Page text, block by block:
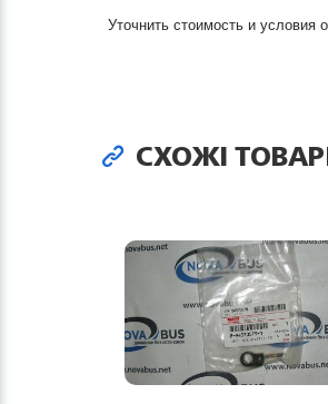
Уточнить стоимость и
СХОЖІ